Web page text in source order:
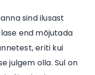
sind ilusast
end mõjutada
eriti kui
julgem olla. Sul on